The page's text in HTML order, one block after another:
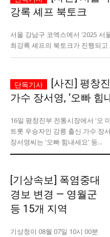
강록 셰프 북토크
서울 강남구 코엑스에서 '2025 서
[사진] 평창
가수 장서영, ‘오빠 힘
16일 평창진부 전통시장에서 '오
트롯 우승자인 강릉 출신 가수 장
장서영씨는 '오빠 힘내세요' 등...
[기상속보] 폭염중대
경보 변경 — 영월군
등 15개 지역
기상청이 08월 07일 10시 00분